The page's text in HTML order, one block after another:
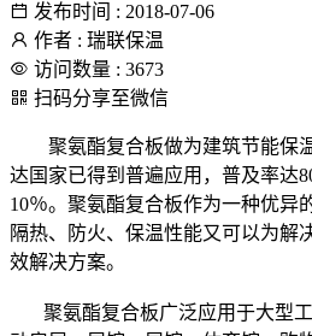
发布时间 : 2018-07-06
作者 : 瑞联保温
访问数量 : 3673
扫码分享至微信
聚氨酯复合板做为建筑节能保
达国家已得到普遍应用，普及率达
10％。聚氨酯复合板作为一种优异
隔热、防火、保温性能又可以为解
效解决方案。
聚氨酯复合板广泛应用于大型工